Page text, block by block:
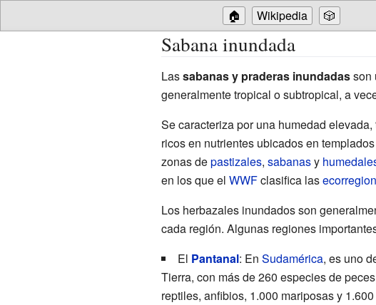
🏠 Wikipedia 🎲
Sabana inundada
Lassabanas y praderas inundadasson
generalmente tropical o subtropical, a
Se caracteriza por una humedad
ricos en nutrientes ubicados en
zonas depastizales, sabanasy
en los que el WWFclasifica las
Los herbazales inundados son
cada región. Algunas regiones
El Pantanal: En Sudamérica, es uno
Tierra, con más de 260 especies de
reptiles, anfibios, 1.000 mariposas y